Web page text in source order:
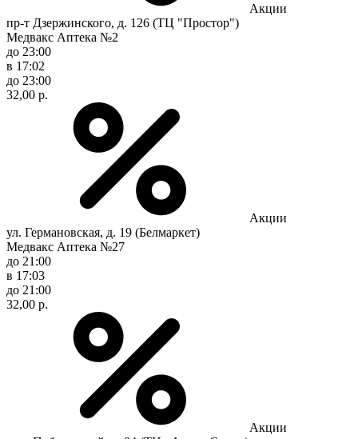
Акции
пр-т Дзержинского, д. 126 (ТЦ "Простор")
Медвакс Аптека №2
до 23:00
в 17:02
до 23:00
32,00 р.
Акции
ул. Германовская, д. 19 (Белмаркет)
Медвакс Аптека №27
до 21:00
в 17:03
до 21:00
32,00 р.
Акции